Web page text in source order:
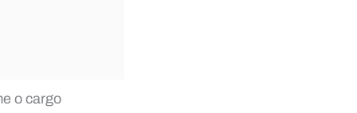
o cargo